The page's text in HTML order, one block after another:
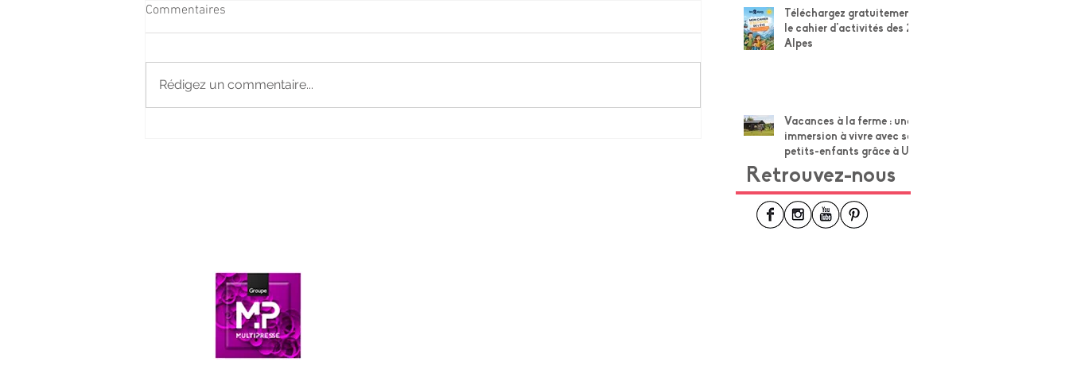
Commentaires
Rédigez un commentaire...
Téléchargez gratuitement
le cahier d'activités des 2
Alpes
Vacances à la ferme : une
immersion à vivre avec ses
petits-enfants grâce à Un
Retrouvez-nous